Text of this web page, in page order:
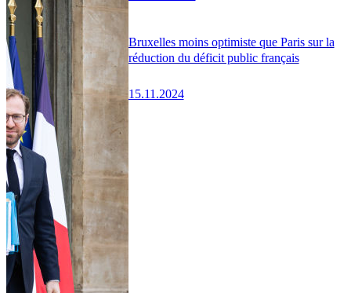
Bruxelles moins optimiste que Paris sur la
réduction du déficit public français
15.11.2024